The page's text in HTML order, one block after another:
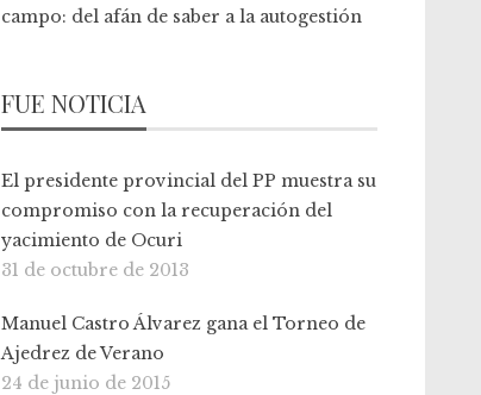
campo: del afán de saber a la autogestión
FUE NOTICIA
El presidente provincial del PP muestra su
compromiso con la recuperación del
yacimiento de Ocuri
31 de octubre de 2013
Manuel Castro Álvarez gana el Torneo de
Ajedrez de Verano
24 de junio de 2015